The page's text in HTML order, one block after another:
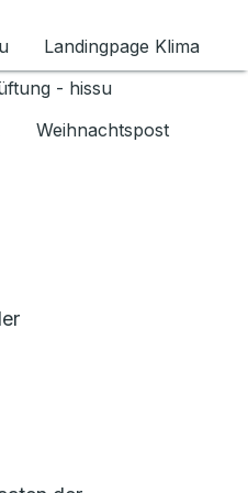
Landingpage Klima
- hissu
Weihnachtspost